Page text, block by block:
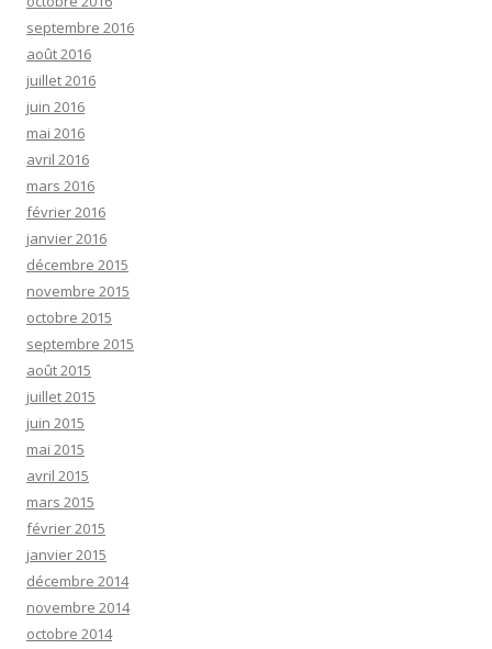
septembre 2016
août 2016
juillet 2016
juin 2016
mai 2016
avril 2016
mars 2016
février 2016
janvier 2016
décembre 2015
novembre 2015
octobre 2015
septembre 2015
août 2015
juillet 2015
juin 2015
mai 2015
avril 2015
mars 2015
février 2015
janvier 2015
décembre 2014
novembre 2014
octobre 2014